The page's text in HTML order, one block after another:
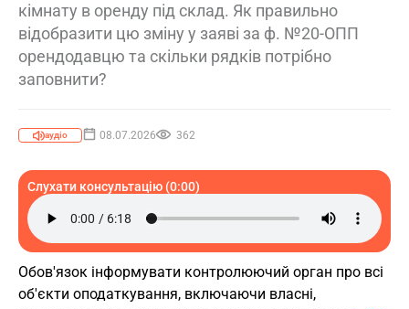
кімнату в оренду під склад. Як правильно
відобразити цю зміну у заяві за ф. №20-ОПП
орендодавцю та скільки рядків потрібно
заповнити?
аудіо 08.07.2026 362
Слухати консультацію (0:00)
Обов'язок інформувати контролюючий орган про всі
об'єкти оподаткування, включаючи власні,